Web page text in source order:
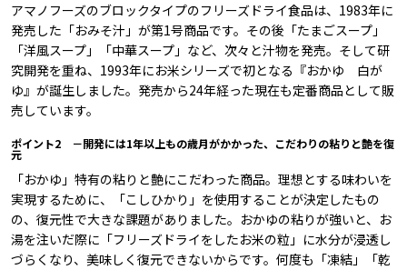
アマノフーズのブロックタイプのフリーズドライ食品は、1983年に
発売した「おみそ汁」が第1号商品です。その後「たまごスープ」
「洋風スープ」「中華スープ」など、次々と汁物を発売。そして研
究開発を重ね、1993年にお米シリーズで初となる『おかゆ 白が
ゆ』が誕生しました。発売から24年経った現在も定番商品として販
売しています。
ポイント2 －開発には1年以上もの歳月がかかった、こだわりの粘りと艶を復
元
「おかゆ」特有の粘りと艶にこだわった商品。理想とする味わいを
実現するために、「こしひかり」を使用することが決定したもの
の、復元性で大きな課題がありました。おかゆの粘りが強いと、お
湯を注いだ際に「フリーズドライをしたお米の粒」に水分が浸透し
づらくなり、美味しく復元できないからです。何度も「凍結」「乾